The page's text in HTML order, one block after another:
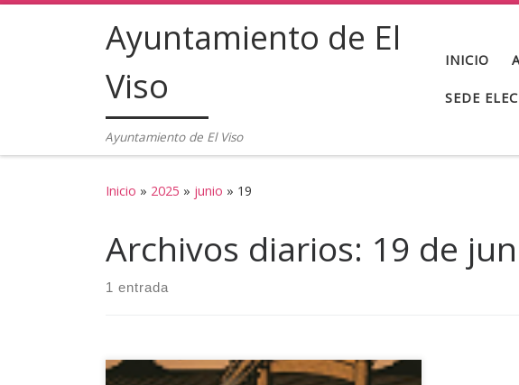
Saltar al contenidoAyuntamiento de El
Viso
Ayuntamiento de El Viso
INICIO
SEDE
Inicio » 2025 » junio » 19
Archivos diarios: 19 de
1 entrada